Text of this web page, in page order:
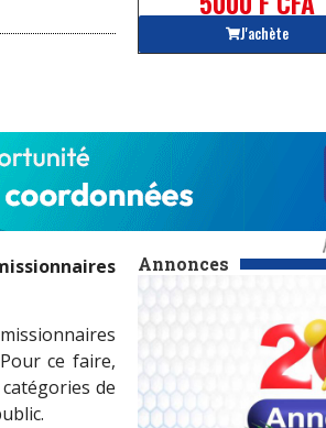
J'achète
Annonces
ce faire,
de